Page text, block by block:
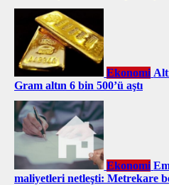
Ekonomi
Gram altın 6 bin 500’ü aştı
Ekonomi
maliyetleri netleşti: Metrekare